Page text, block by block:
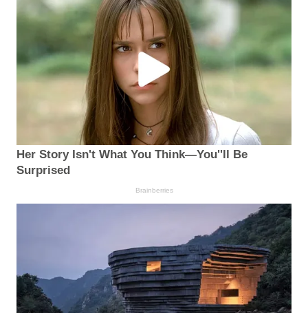
Her Story Isn't What You Think—You''ll Be
Surprised
Brainberries